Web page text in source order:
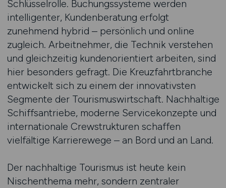
Schlüsselrolle. Buchungssysteme werden
intelligenter, Kundenberatung erfolgt
zunehmend hybrid – persönlich und online
zugleich. Arbeitnehmer, die Technik verstehen
und gleichzeitig kundenorientiert arbeiten, sind
hier besonders gefragt. Die Kreuzfahrtbranche
entwickelt sich zu einem der innovativsten
Segmente der Tourismuswirtschaft. Nachhaltige
Schiffsantriebe, moderne Servicekonzepte und
internationale Crewstrukturen schaffen
vielfältige Karrierewege – an Bord und an Land.
Der nachhaltige Tourismus ist heute kein
Nischenthema mehr, sondern zentraler